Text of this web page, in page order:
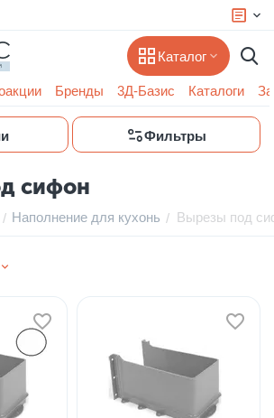
Каталог
Бренды 3Д-Базис Каталоги
Фильтры
сифон
/ Наполнение для кухонь / Вырезы под